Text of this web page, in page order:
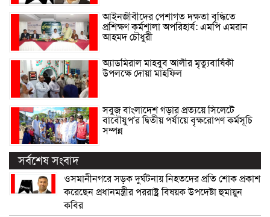
আইনজীবীদের পেশাগত দক্ষতা বৃদ্ধিতে
প্রশিক্ষণ কর্মশালা অপরিহার্য: এমপি এমরান
আহমদ চৌধুরী
অ্যাডমিরাল মাহবুব আলীর মৃত্যুবার্ষিকী
উপলক্ষে দোয়া মাহফিল
সবুজ বাংলাদেশ গড়ার প্রত্যয়ে সিলেটে
বাবৌযুপ’র দ্বিতীয় পর্যায়ে বৃক্ষরোপণ কর্মসূচি
সম্পন্ন
সর্বশেষ সংবাদ
ওসমানীনগরে সড়ক দুর্ঘটনায় নিহতদের প্রতি শোক প্রকাশ
করেছেন প্রধানমন্ত্রীর পররাষ্ট্র বিষয়ক উপদেষ্টা হুমায়ুন
কবির